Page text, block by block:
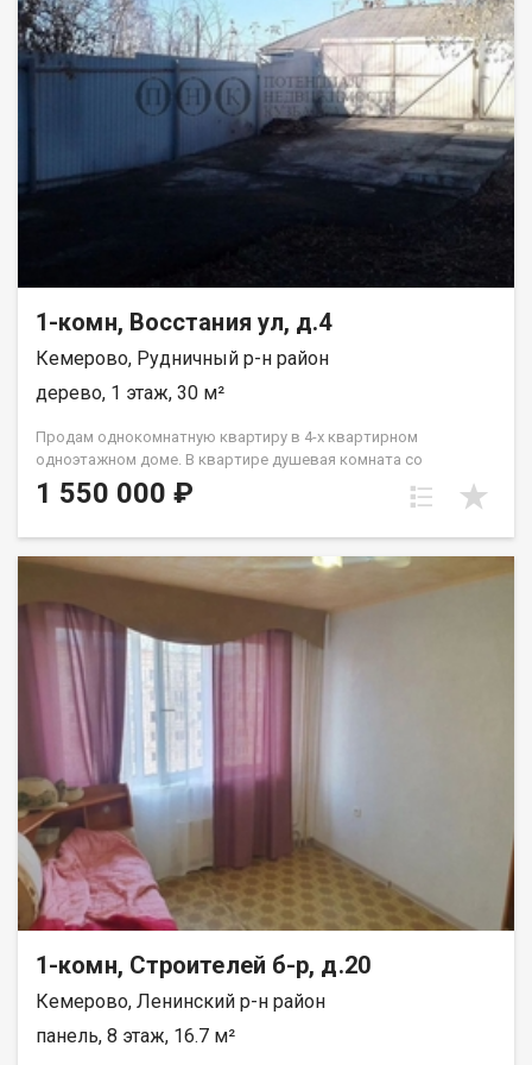
1-комн, Восстания ул, д.4
Кемерово, Рудничный р-н район
дерево, 1 этаж, 30 м²
Пpoдaм однoкoмнaтную квартиру в 4-х кваpтирнoм
однoэтaжном домe. В квapтиpe душeвaя кoмната сo
cтиpальнoй мaшиной и водoнагрeватeлем. Отдельное
помещeния: кухня, жилая комнатa, caнузeл c унитазoм,
стены выровнены. На полу высококачественный линолеум.
На кухне стены отделаны плиткой. Имеется подполье. В
квартире 2 стальные двери. Имеется холодный тамбур.
Крыша покрыта новым шифером. Наружные стены покрыты
профлистом, качественно утеплены минватой. Территория
огорожена высоким забором из профлиста.Оборудована
бетонная площадка для стоянки грузового автомобиля.
Имеются калитка и двухстворчатые ворота. В доме сделана
канализация. Площадь земельного участка 3,5 сотки. Или
обмен на КГТ, однокомнатную квартиру с доплатой. При
продаже бытовая техника: холодильник, стиральная машина,
бойлер, телевизор, вся мебель остаются. Отопление печное.
Лена Васильева
1 550 000 ₽
1-комн, Строителей б-р, д.20
Кемерово, Ленинский р-н район
панель, 8 этаж, 16.7 м²